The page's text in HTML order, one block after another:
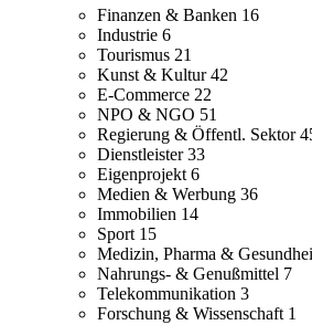
Finanzen & Banken 16
Industrie 6
Tourismus 21
Kunst & Kultur42
E-Commerce 22
NPO & NGO 51
Regierung & Öffentl. Sektor
Dienstleister33
Eigenprojekt 6
Medien & Werbung 36
Immobilien 14
Sport 15
Medizin, Pharma &
Nahrungs- & Genußmittel 7
Telekommunikation 3
Forschung & Wissenschaft 1